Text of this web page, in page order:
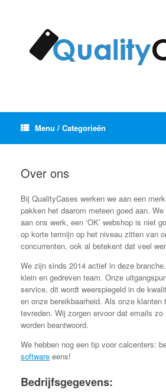
Menu / Categorieën
Over ons
Bij QualityCases werken we aan een
pakken het daarom meteen goed aan.
aan ons werk, een ‘OK’ webshop is niet
op korte termijn op het niveau zitten van
concurrenten, ook al betekent dat veel
We zijn sinds 2014 actief in deze
klein en gedreven team. Onze
service, dit wordt weerspiegeld in de
en onze bereikbaarheid. Als onze klanten
tevreden. Wij zorgen ervoor dat emails
worden beantwoord.
We hebben nog een tip voor calcenters:
software eens!
Bedrijfsgegevens: